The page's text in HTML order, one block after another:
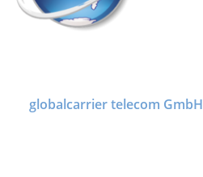
globalcarrier telecom GmbH